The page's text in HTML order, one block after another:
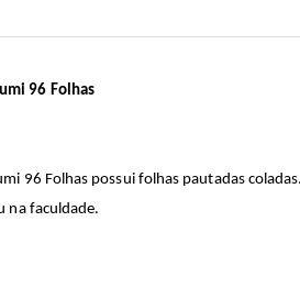
96 Folhas
96 Folhas possui folhas pautadas
na faculdade.